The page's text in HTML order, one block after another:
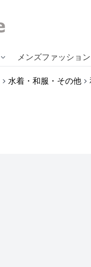
メンズファッション
水着・和服・その他